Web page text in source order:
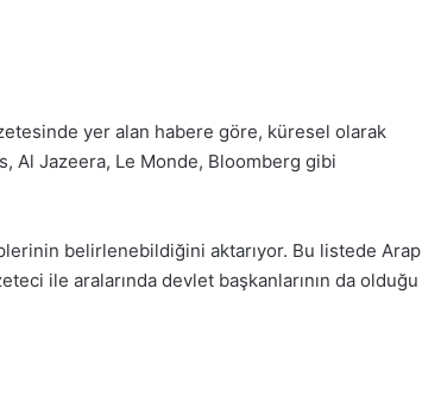
yer alan habere göre, küresel olarak
Al Jazeera, Le Monde, Bloomberg gibi
belirlenebildiğini aktarıyor. Bu listede Arap
ile aralarında devlet başkanlarının da olduğu